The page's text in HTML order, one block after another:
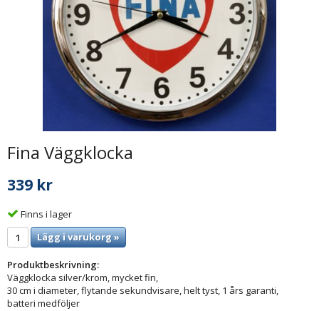
Fina Väggklocka
339 kr
Finns i lager
Lägg i varukorg »
Produktbeskrivning:
Väggklocka silver/krom, mycket fin,
30 cm i diameter, flytande sekundvisare, helt tyst, 1 års garanti,
batteri medföljer